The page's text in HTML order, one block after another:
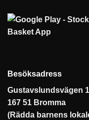
Besöksadress
Gustavslundsvägen
167 51 Bromma
(Rädda barnens